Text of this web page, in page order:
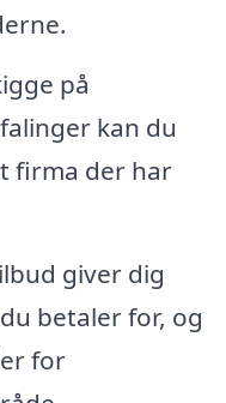
på
kan du
firma der har
giver dig
betaler for, og
for